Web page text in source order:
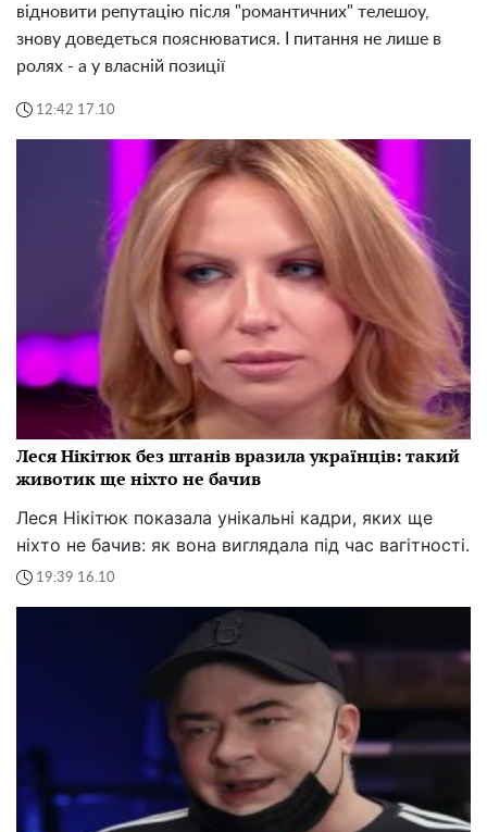
відновити репутацію після "романтичних" телешоу,
знову доведеться пояснюватися. І питання не лише в
ролях - а у власній позиції
12:42 17.10
Леся Нікітюк без штанів вразила українців: такий
животик ще ніхто не бачив
Леся Нікітюк показала унікальні кадри, яких ще
ніхто не бачив: як вона виглядала під час вагітності.
19:39 16.10